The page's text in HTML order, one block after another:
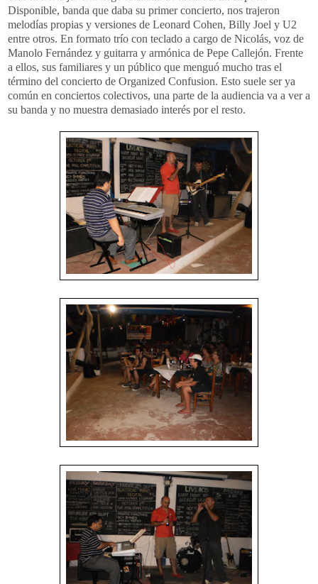
Disponible, banda que daba su primer concierto, nos trajeron
melodías propias y versiones de Leonard Cohen, Billy Joel y U2
entre otros. En formato trío con teclado a cargo de Nicolás, voz de
Manolo Fernández y guitarra y armónica de Pepe Callejón. Frente
a ellos, sus familiares y un público que menguó mucho tras el
término del concierto de Organized Confusion. Esto suele ser ya
común en conciertos colectivos, una parte de la audiencia va a ver a
su banda y no muestra demasiado interés por el resto.